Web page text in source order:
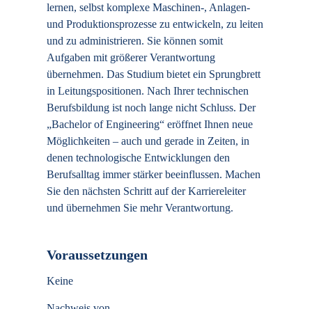
lernen, selbst komplexe Maschinen-, Anlagen-
und Produktionsprozesse zu entwickeln, zu leiten
und zu administrieren. Sie können somit
Aufgaben mit größerer Verantwortung
übernehmen. Das Studium bietet ein Sprungbrett
in Leitungspositionen. Nach Ihrer technischen
Berufsbildung ist noch lange nicht Schluss. Der
„Bachelor of Engineering“ eröffnet Ihnen neue
Möglichkeiten – auch und gerade in Zeiten, in
denen technologische Entwicklungen den
Berufsalltag immer stärker beeinflussen. Machen
Sie den nächsten Schritt auf der Karriereleiter
und übernehmen Sie mehr Verantwortung.
Voraussetzungen
Keine